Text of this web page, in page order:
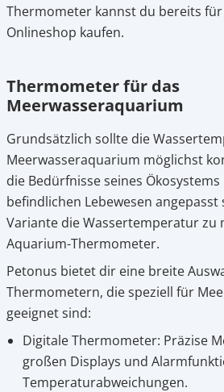
Thermometer kannst du bereits für
Onlineshop kaufen.
Thermometer für das
Meerwasseraquarium
Grundsätzlich sollte die
Meerwasseraquarium möglichst
die Bedürfnisse seines
befindlichen Lebewesen angepasst
Variante die Wassertemperatur zu
Aquarium-Thermometer.
Petonus bietet dir eine breite
Thermometern, die speziell für
geeignet sind:
Digitale Thermometer: Präzise
großen Displays und
Temperaturabweichungen.